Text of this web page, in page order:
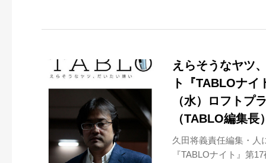
えらそうなヤツ
ト『TABLOナ
（水）ロフトプ
（TABLO編集
久田将義責任編集・人
『TABLOナイト』第